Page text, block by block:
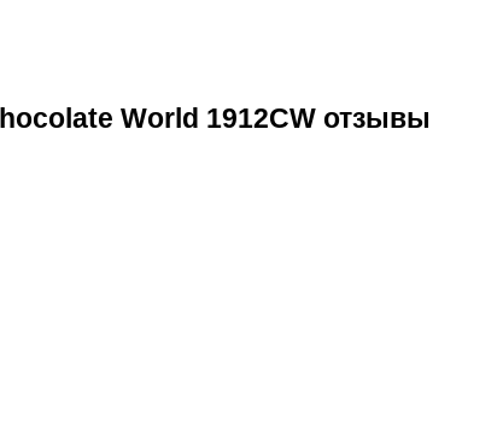
World 1912CW отзывы